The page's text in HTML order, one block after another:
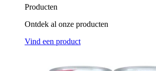
Producten
Ontdek al onze producten
Vind een product